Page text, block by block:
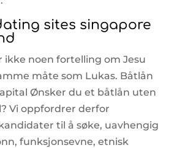
sites singapore
ikke noen fortelling om Jesu
måte som Lukas. Båtlån
Ønsker du et båtlån uten
Vi oppfordrer derfor
til å søke, uavhengig
funksjonsevne, etnisk